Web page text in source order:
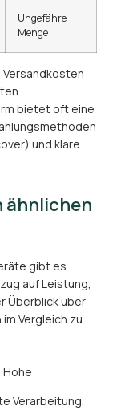
Ungefähre
Menge
bietet oft eine
und klare
ähnlichen
gibt es
auf Leistung,
Überblick über
Vergleich zu
Verarbeitung,